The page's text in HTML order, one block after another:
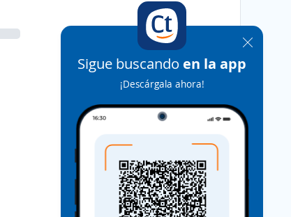
Sigue buscando en la app
¡Descárgala ahora!